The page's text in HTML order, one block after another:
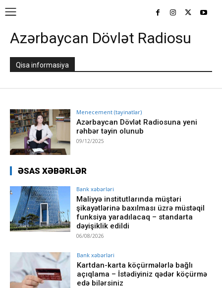
Azərbaycan Dövlət Radiosu
Qisa informasiya
Menecement (təyinatlar)
Azərbaycan Dövlət Radiosuna yeni
rəhbər təyin olunub
09/12/2025
ƏSAS XƏBƏRLƏR
Bank xəbərləri
Maliyyə institutlarında müştəri
şikayətlərinə baxılması üzrə müstəqil
funksiya yaradılacaq – standarta
dəyişiklik edildi
06/08/2026
Bank xəbərləri
Kartdan-karta köçürmələrlə bağlı
açıqlama – İstədiyiniz qədər köçürmə
edə bilərsiniz